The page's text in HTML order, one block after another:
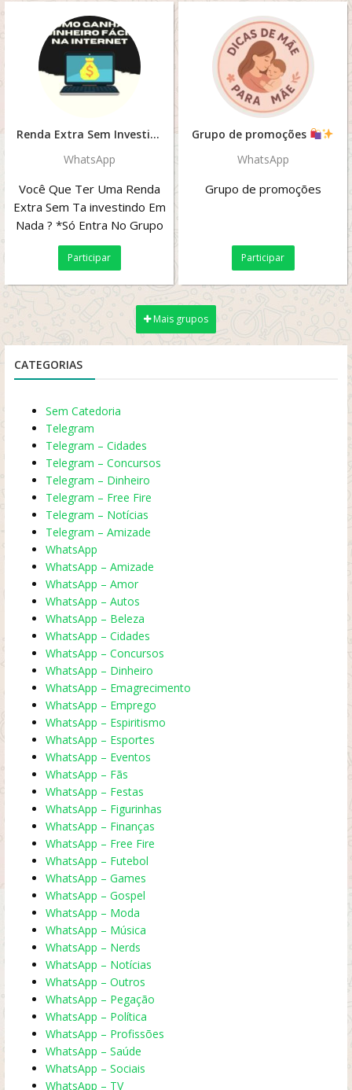
Renda Extra Sem Investimento
WhatsApp
Você Que Ter Uma Renda
Extra Sem Ta investindo Em
Nada ? *Só Entra No Grupo
Que Nos Te Passa As
Informações Tudo...
Participar
Grupo de promoções
WhatsApp
Grupo de promoções
Participar
Mais grupos
CATEGORIAS
Sem Catedoria
Telegram
Telegram – Cidades
Telegram – Concursos
Telegram – Dinheiro
Telegram – Free Fire
Telegram – Notícias
Telegram – Amizade
WhatsApp
WhatsApp – Amizade
WhatsApp – Amor
WhatsApp – Autos
WhatsApp – Beleza
WhatsApp – Cidades
WhatsApp – Concursos
WhatsApp – Dinheiro
WhatsApp – Emagrecimento
WhatsApp – Emprego
WhatsApp – Espiritismo
WhatsApp – Esportes
WhatsApp – Eventos
WhatsApp – Fãs
WhatsApp – Festas
WhatsApp – Figurinhas
WhatsApp – Finanças
WhatsApp – Free Fire
WhatsApp – Futebol
WhatsApp – Games
WhatsApp – Gospel
WhatsApp – Moda
WhatsApp – Música
WhatsApp – Nerds
WhatsApp – Notícias
WhatsApp – Outros
WhatsApp – Pegação
WhatsApp – Política
WhatsApp – Profissões
WhatsApp – Saúde
WhatsApp – Sociais
WhatsApp – TV